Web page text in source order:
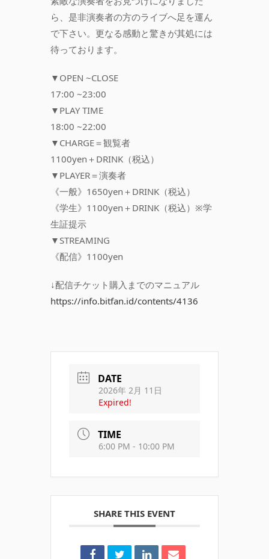
ら、是非演奏者の方のライブへ足を運ん
で下さい。更なる感動と驚きが其処には
待っております。
▼OPEN ~CLOSE
17:00 ~23:00
▼PLAY TIME
18:00 ~22:00
▼CHARGE＝観覧者
1100yen＋DRINK（税込）
▼PLAYER＝演奏者
《一般》1650yen＋DRINK（税込）
《学生》1100yen＋DRINK（税込）※学
生証提示
▼STREAMING
《配信》1100yen
↓配信チケット購入までのマニュアル
https://info.bitfan.id/contents/4136
DATE
2026年 2月 11日
Expired!
TIME
6:00 PM - 10:00 PM
SHARE THIS EVENT